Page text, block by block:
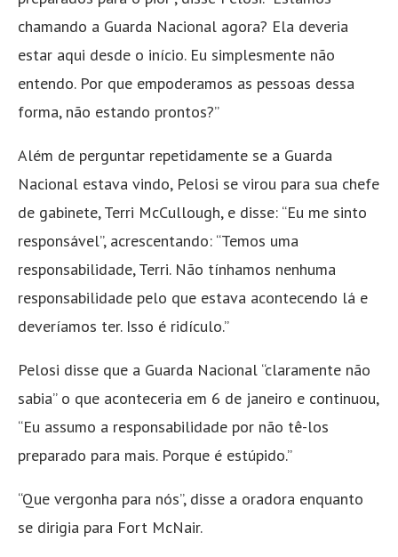
chamando a Guarda Nacional agora? Ela deveria
estar aqui desde o início. Eu simplesmente não
entendo. Por que empoderamos as pessoas dessa
forma, não estando prontos?”
Além de perguntar repetidamente se a Guarda
Nacional estava vindo, Pelosi se virou para sua chefe
de gabinete, Terri McCullough, e disse: “Eu me sinto
responsável”, acrescentando: “Temos uma
responsabilidade, Terri. Não tínhamos nenhuma
responsabilidade pelo que estava acontecendo lá e
deveríamos ter. Isso é ridículo.”
Pelosi disse que a Guarda Nacional “claramente não
sabia” o que aconteceria em 6 de janeiro e continuou,
“Eu assumo a responsabilidade por não tê-los
preparado para mais. Porque é estúpido.”
“Que vergonha para nós”, disse a oradora enquanto
se dirigia para Fort McNair.